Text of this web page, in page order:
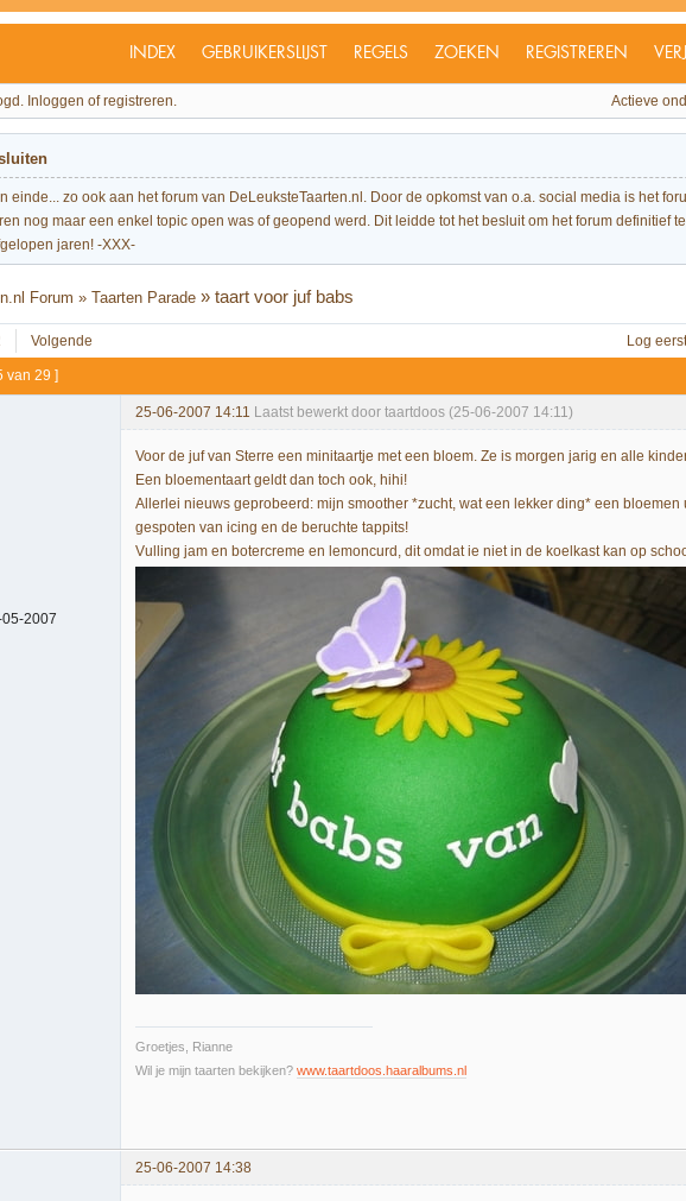
INDEX GEBRUIKERSLIJST REGELS ZOEKEN REGISTREREN
Inloggen of registreren. Actieve
einde... zo ook aan het forum van DeLeuksteTaarten.nl. Door de opkomst van o.a. social media is het
nog maar een enkel topic open was of geopend werd. Dit leidde tot het besluit om het forum definitief
jaren! -XXX-
Forum »Taarten Parade »taart voor juf babs
Volgende Log
van 29 ]
25-06-2007 14:11 Laatst bewerkt door taartdoos (25-06-2007 14:11)
2007
Voor de juf van Sterre een minitaartje met een bloem. Ze is morgen jarig en alle
Een bloementaart geldt dan toch ook, hihi!
Allerlei nieuws geprobeerd: mijn smoother *zucht, wat een lekker ding* een
gespoten van icing en de beruchte tappits!
Vulling jam en botercreme en lemoncurd, dit omdat ie niet in de koelkast kan op
Groetjes, Rianne
Wil je mijn taarten bekijken? www.taartdoos.haaralbums.nl
25-06-2007 14:38